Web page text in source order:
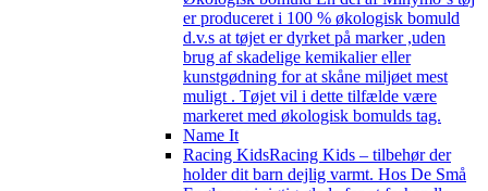
er produceret i 100 % økologisk bomuld
d.v.s at tøjet er dyrket på marker ,uden
brug af skadelige kemikalier eller
kunstgødning for at skåne miljøet mest
muligt . Tøjet vil i dette tilfælde være
markeret med økologisk bomulds tag.
Name It
Racing KidsRacing Kids – tilbehør der
holder dit barn dejlig varmt. Hos De Små